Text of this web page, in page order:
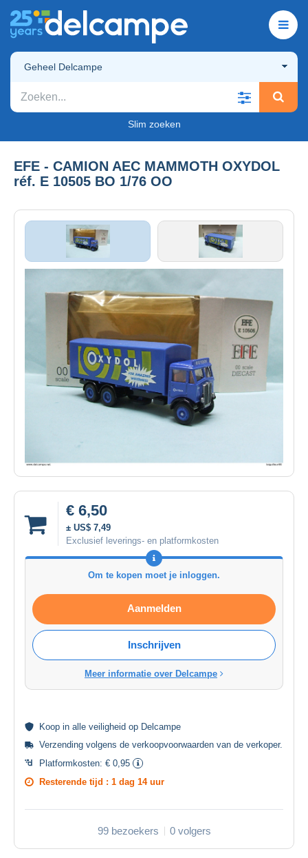
Geheel Delcampe
Slim zoeken
EFE - CAMION AEC MAMMOTH OXYDOL
réf. E 10505 BO 1/76 OO
€ 6,50
± US$ 7,49
Exclusief leverings- en platformkosten
Om te kopen moet je inloggen.
Aanmelden
Inschrijven
Meer informatie over Delcampe
Koop in alle veiligheid op Delcampe
Verzending volgens de verkoopvoorwaarden van de verkoper.
Platformkosten: € 0,95
Resterende tijd : 1 dag 14 uur
99 bezoekers 0 volgers